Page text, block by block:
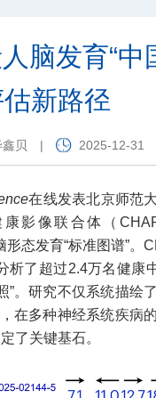
脑发育“中
新路径
贝 | 2025-12-31
在线发表北京师范
影像联合体（
态发育“标准图谱”。
了超过2.4万名健康
。研究不仅系统描绘
在多种神经系统疾病
了关键基石。